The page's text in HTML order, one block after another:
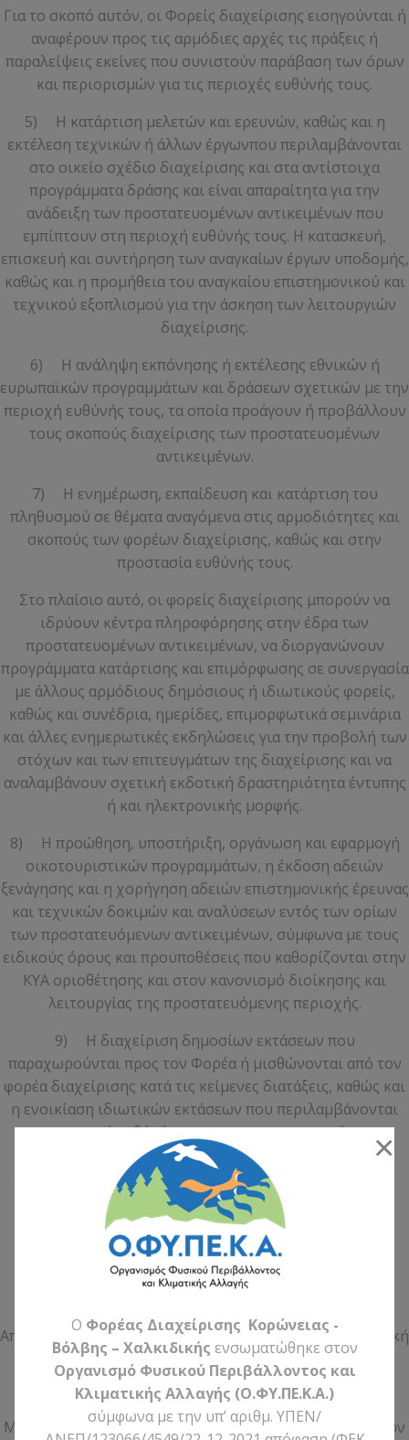
Για το σκοπό αυτόν, οι Φορείς διαχείρισης εισηγούνται ή
αναφέρουν προς τις αρμόδιες αρχές τις πράξεις ή
παραλείψεις εκείνες που συνιστούν παράβαση των όρων
και περιορισμών για τις περιοχές ευθύνής τους.
5) Η κατάρτιση μελετών και ερευνών, καθώς και η
εκτέλεση τεχνικών ή άλλων έργωνπου περιλαμβάνονται
στο οικείο σχέδιο διαχείρισης και στα αντίστοιχα
προγράμματα δράσης και είναι απαραίτητα για την
ανάδειξη των προστατευομένων αντικειμένων που
εμπίπτουν στη περιοχή ευθύνής τους. Η κατασκευή,
επισκευή και συντήρηση των αναγκαίων έργων υποδομής,
καθώς και η προμήθεια του αναγκαίου επιστημονικού και
τεχνικού εξοπλισμού για την άσκηση των λειτουργιών
διαχείρισης.
6) Η ανάληψη εκπόνησης ή εκτέλεσης εθνικών ή
ευρωπαϊκών προγραμμάτων και δράσεων σχετικών με την
περιοχή ευθύνής τους, τα οποία προάγουν ή προβάλλουν
τους σκοπούς διαχείρισης των προστατευομένων
αντικειμένων.
7) Η ενημέρωση, εκπαίδευση και κατάρτιση του
πληθυσμού σε θέματα αναγόμενα στις αρμοδιότητες και
σκοπούς των φορέων διαχείρισης, καθώς και στην
προστασία ευθύνής τους.
Στο πλαίσιο αυτό, οι φορείς διαχείρισης μπορούν να
ιδρύουν κέντρα πληροφόρησης στην έδρα των
προστατευομένων αντικειμένων, να διοργανώνουν
προγράμματα κατάρτισης και επιμόρφωσης σε συνεργασία
με άλλους αρμόδιους δημόσιους ή ιδιωτικούς φορείς,
καθώς και συνέδρια, ημερίδες, επιμορφωτικά σεμινάρια
και άλλες ενημερωτικές εκδηλώσεις για την προβολή των
στόχων και των επιτευγμάτων της διαχείρισης και να
αναλαμβάνουν σχετική εκδοτική δραστηριότητα έντυπης
ή και ηλεκτρονικής μορφής.
8) Η προώθηση, υποστήριξη, οργάνωση και εφαρμογή
οικοτουριστικών προγραμμάτων, η έκδοση αδειών
ξενάγησης και η χορήγηση αδειών επιστημονικής έρευνας
και τεχνικών δοκιμών και αναλύσεων εντός των ορίων
των προστατευόμενων αντικειμένων, σύμφωνα με τους
ειδικούς όρους και προϋποθέσεις που καθορίζονται στην
ΚΥΑ οριοθέτησης και στον κανονισμό διοίκησης και
λειτουργίας της προστατευόμενης περιοχής.
9) Η διαχείριση δημοσίων εκτάσεων που
παραχωρούνται προς τον Φορέα ή μισθώνονται από τον
φορέα διαχείρισης κατά τις κείμενες διατάξεις, καθώς και
η ενοικίαση ιδιωτικών εκτάσεων που περιλαμβάνονται
στην περιοχή ευθύνής τους και η πραγματοποίηση σε
αυτές των προβλεπομένων στον οικείο κανονισμό
διοίκησης και λειτουργίας και στο σχέδιο διαχείρισης
αναγκαίων παρεμβάσεων.
ΚΥΑ 6919/2004
Αρμοδιότητες του Φορέα Διαχείρισης Λιμνών
Από τον Μάρτιο του 2004 είναι σε ισχύ η Κοινή Υπουργική
Απόφαση 6919/2004 «Χαρακτηρισμός των λιμναίων
χερσαίων και υδάτινων περιοχών του υγροτοπικού
συστήματος των λιμνών Βόλβης-Κορώνειας και
Μακεδονικών Τεμπών ως «Εθνικό Πάρκο Υγροτόπων των
×
O Φορέας Διαχείρισης Κορώνειας -
Βόλβης – Χαλκιδικής ενσωματώθηκε στον
Οργανισμό Φυσικού Περιβάλλοντος και
Κλιματικής Αλλαγής (Ο.ΦΥ.ΠΕ.Κ.Α.)
σύμφωνα με την υπ’ αριθμ. ΥΠΕΝ/